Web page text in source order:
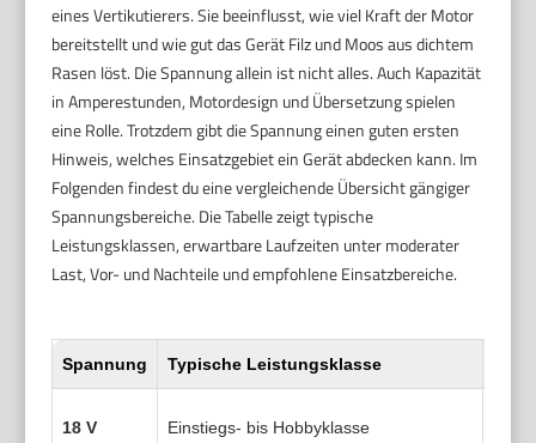
eines Vertikutierers. Sie beeinflusst, wie viel Kraft der Motor
bereitstellt und wie gut das Gerät Filz und Moos aus dichtem
Rasen löst. Die Spannung allein ist nicht alles. Auch Kapazität
in Amperestunden, Motordesign und Übersetzung spielen
eine Rolle. Trotzdem gibt die Spannung einen guten ersten
Hinweis, welches Einsatzgebiet ein Gerät abdecken kann. Im
Folgenden findest du eine vergleichende Übersicht gängiger
Spannungsbereiche. Die Tabelle zeigt typische
Leistungsklassen, erwartbare Laufzeiten unter moderater
Last, Vor- und Nachteile und empfohlene Einsatzbereiche.
Spannung Typische Leistungsklasse
18 V Einstiegs- bis Hobbyklasse